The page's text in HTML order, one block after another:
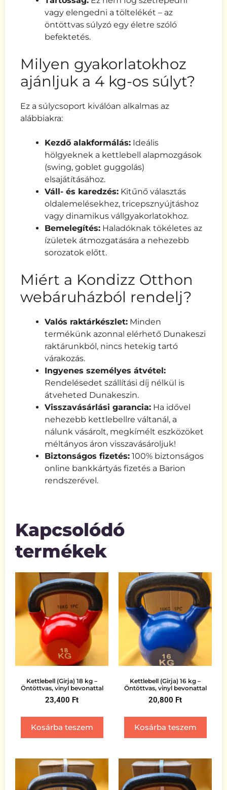
vagy elengedni a töltelékét – az
öntöttvas súlyzó egy életre szóló
befektetés.
Milyen gyakorlatokhoz
ajánljuk a 4 kg-os súlyt?
Ez a súlycsoport kiválóan alkalmas az
alábbiakra:
Kezdő alakformálás: Ideális
hölgyeknek a kettlebell alapmozgások
(swing, goblet guggolás)
elsajátításához.
Váll- és karedzés: Kitűnő választás
oldalemelésekhez, tricepsznyújtáshoz
vagy dinamikus vállgyakorlatokhoz.
Bemelegítés: Haladóknak tökéletes az
ízületek átmozgatására a nehezebb
sorozatok előtt.
Miért a Kondizz Otthon
webáruházból rendelj?
Valós raktárkészlet: Minden
termékünk azonnal elérhető Dunakeszi
raktárunkból, nincs hetekig tartó
várakozás.
Ingyenes személyes átvétel:
Rendelésedet szállítási díj nélkül is
átveheted Dunakeszin.
Visszavásárlási garancia: Ha idővel
nehezebb kettlebellre váltanál, a
nálunk vásárolt, megkímélt eszközöket
méltányos áron visszavásároljuk!
Biztonságos fizetés: 100% biztonságos
online bankkártyás fizetés a Barion
rendszerével.
Kapcsolódó
termékek
Kettlebell (Girja) 18 kg –
Öntöttvas, vinyl bevonattal
23,400 Ft
Kosárba teszem
Kettlebell (Girja) 16 kg –
Öntöttvas, vinyl bevonattal
20,800 Ft
Kosárba teszem